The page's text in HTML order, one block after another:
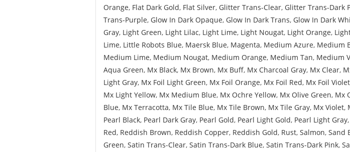
Orange, Flat Dark Gold, Flat Silver, Glitter Trans-Clear, Glitter Trans-Dark
Trans-Purple, Glow In Dark Opaque, Glow In Dark Trans, Glow In Dark
Gray, Light Green, Light Lilac, Light Lime, Light Nougat, Light Orange,
Lime, Little Robots Blue, Maersk Blue, Magenta, Medium Azure, Medium
Medium Lime, Medium Nougat, Medium Orange, Medium Tan, Medium
Aqua Green, Mx Black, Mx Brown, Mx Buff, Mx Charcoal Gray, Mx Clear,
Light Gray, Mx Foil Light Green, Mx Foil Orange, Mx Foil Red, Mx Foil Violet
Mx Light Yellow, Mx Medium Blue, Mx Ochre Yellow, Mx Olive Green, Mx
Blue, Mx Terracotta, Mx Tile Blue, Mx Tile Brown, Mx Tile Gray, Mx Violet,
Pearl Black, Pearl Dark Gray, Pearl Gold, Pearl Light Gold, Pearl Light Gray,
Red, Reddish Brown, Reddish Copper, Reddish Gold, Rust, Salmon, Sand
Green, Satin Trans-Clear, Satin Trans-Dark Blue, Satin Trans-Dark Pink,